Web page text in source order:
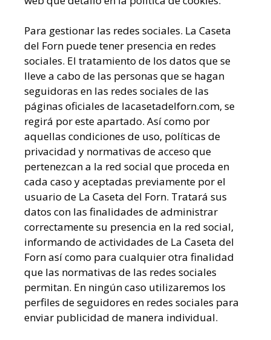
Para gestionar las redes sociales. La Caseta
del Forn puede tener presencia en redes
sociales. El tratamiento de los datos que se
lleve a cabo de las personas que se hagan
seguidoras en las redes sociales de las
páginas oficiales de lacasetadelforn.com, se
regirá por este apartado. Así como por
aquellas condiciones de uso, políticas de
privacidad y normativas de acceso que
pertenezcan a la red social que proceda en
cada caso y aceptadas previamente por el
usuario de La Caseta del Forn. Tratará sus
datos con las finalidades de administrar
correctamente su presencia en la red social,
informando de actividades de La Caseta del
Forn así como para cualquier otra finalidad
que las normativas de las redes sociales
permitan. En ningún caso utilizaremos los
perfiles de seguidores en redes sociales para
enviar publicidad de manera individual.